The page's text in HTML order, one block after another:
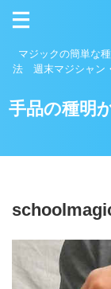
マジックの簡単な
法 週末マジシャン
手品の種明